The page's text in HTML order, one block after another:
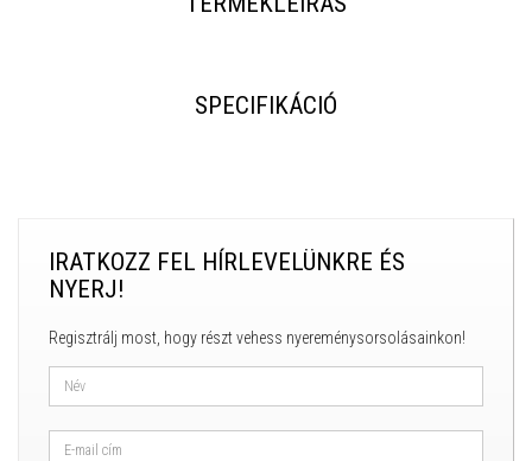
SPECIFIKÁCIÓ
IRATKOZZ FEL HÍRLEVELÜNKRE ÉS
NYERJ!
Regisztrálj most, hogy részt vehess nyereménysorsolásainkon!